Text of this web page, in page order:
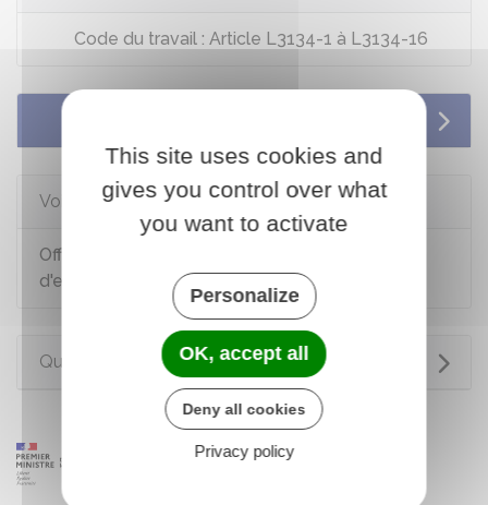
Code du travail : Article L3134-1 à L3134-16
Voir aussi
Offre de contrat de travail et promesse
d'embauche unilatérale
Questions ? Réponses !
This site uses cookies and
gives you control over what
you want to activate
Personalize
OK, accept all
Deny all cookies
Privacy policy